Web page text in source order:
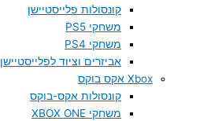
קונסולות פלייסטיישן
משחקי PS5
משחקי PS4
אביזרים וציוד לפלייסטיישן
Xbox אקס בוקס
קונסולות אקס-בוקס
משחקי XBOX ONE